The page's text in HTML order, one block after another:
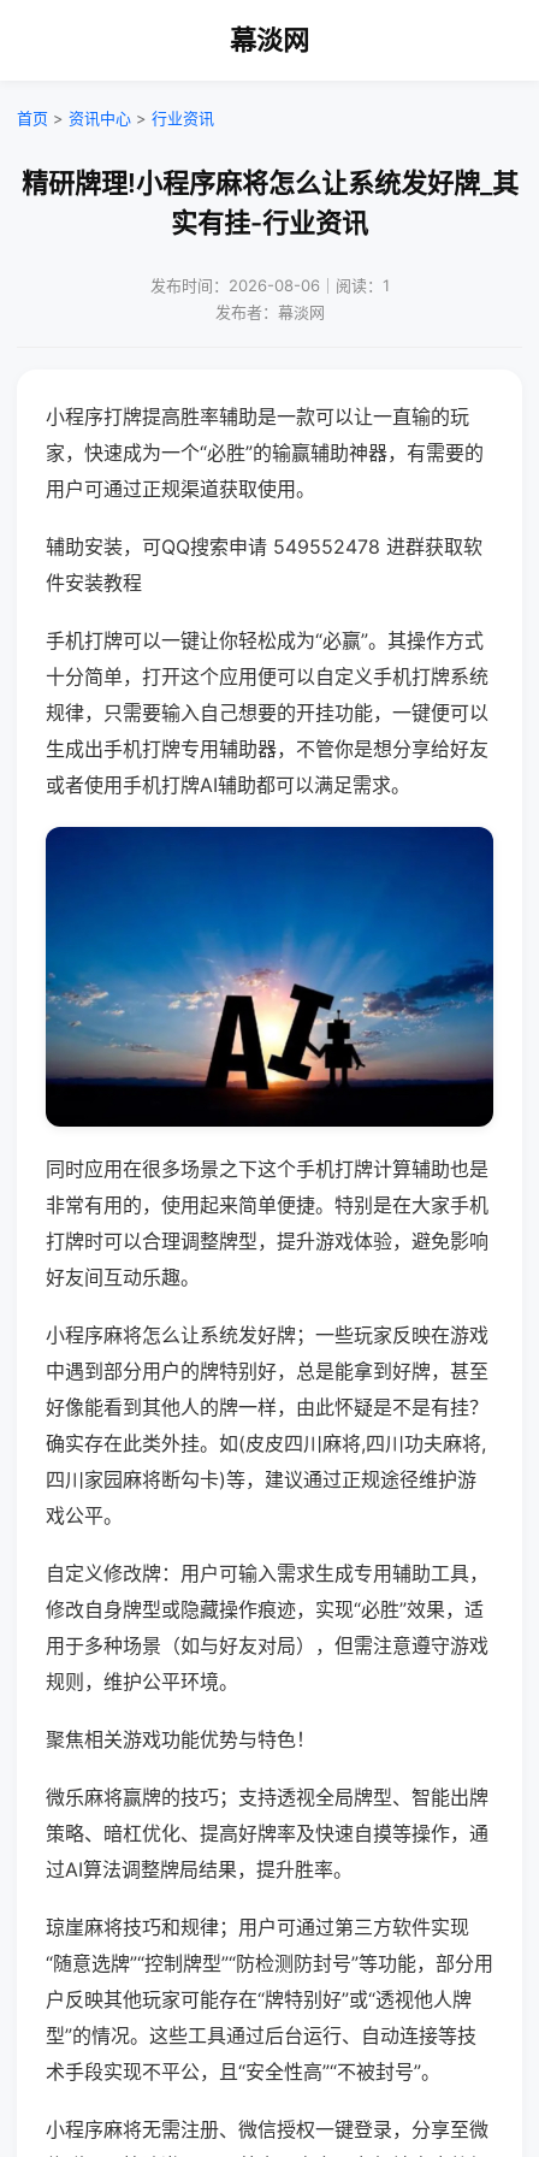
幕淡网
首页 > 资讯中心 > 行业资讯
精研牌理!小程序麻将怎么让系统发好牌_其
实有挂-行业资讯
发布时间：2026-08-06｜阅读：1
发布者：幕淡网
小程序打牌提高胜率辅助是一款可以让一直输的玩
家，快速成为一个“必胜”的输赢辅助神器，有需要的
用户可通过正规渠道获取使用。
辅助安装，可QQ搜索申请 549552478 进群获取软
件安装教程
手机打牌可以一键让你轻松成为“必赢”。其操作方式
十分简单，打开这个应用便可以自定义手机打牌系统
规律，只需要输入自己想要的开挂功能，一键便可以
生成出手机打牌专用辅助器，不管你是想分享给好友
或者使用手机打牌AI辅助都可以满足需求。
同时应用在很多场景之下这个手机打牌计算辅助也是
非常有用的，使用起来简单便捷。特别是在大家手机
打牌时可以合理调整牌型，提升游戏体验，避免影响
好友间互动乐趣。
小程序麻将怎么让系统发好牌；一些玩家反映在游戏
中遇到部分用户的牌特别好，总是能拿到好牌，甚至
好像能看到其他人的牌一样，由此怀疑是不是有挂？
确实存在此类外挂。如(皮皮四川麻将,四川功夫麻将,
四川家园麻将断勾卡)等，建议通过正规途径维护游
戏公平。
自定义修改牌：用户可输入需求生成专用辅助工具，
修改自身牌型或隐藏操作痕迹，实现“必胜”效果，适
用于多种场景（如与好友对局），但需注意遵守游戏
规则，维护公平环境。
聚焦相关游戏功能优势与特色！
微乐麻将赢牌的技巧；支持透视全局牌型、智能出牌
策略、暗杠优化、提高好牌率及快速自摸等操作，通
过AI算法调整牌局结果，提升胜率。
琼崖麻将技巧和规律；用户可通过第三方软件实现
“随意选牌”“控制牌型”“防检测防封号”等功能，部分用
户反映其他玩家可能存在“牌特别好”或“透视他人牌
型”的情况。这些工具通过后台运行、自动连接等技
术手段实现不平公，且“安全性高”“不被封号”。
小程序麻将无需注册、微信授权一键登录，分享至微